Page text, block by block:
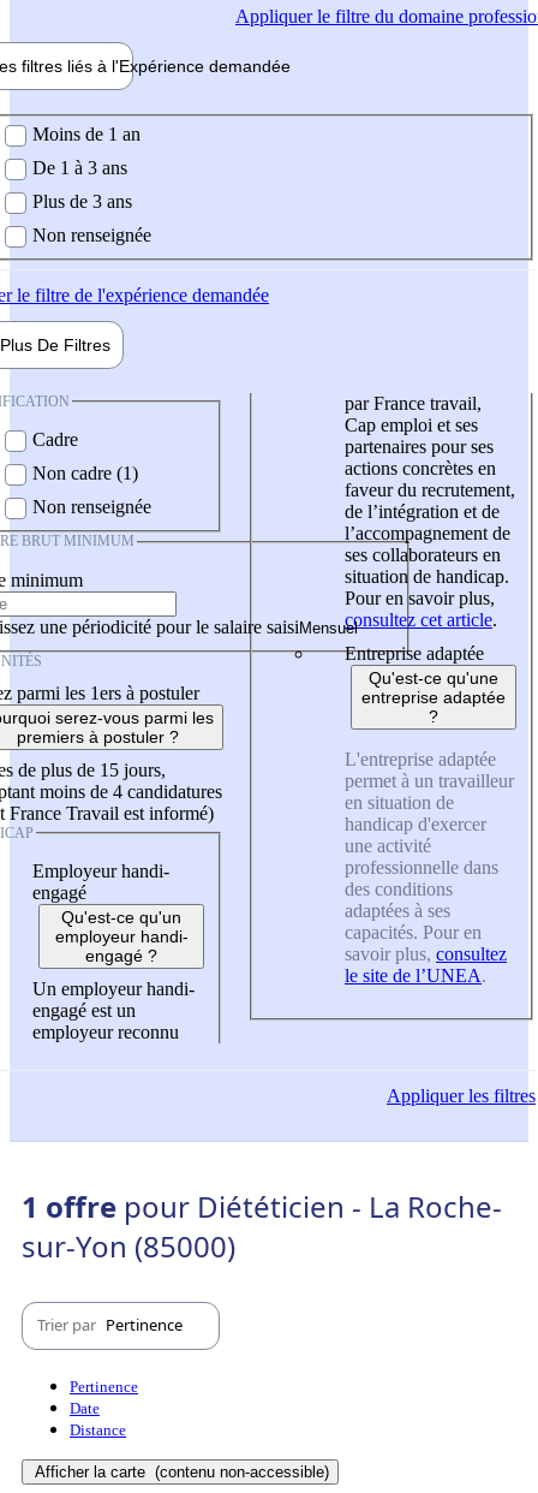
Appliquerle filtre du domaine
filtres liés à l'Expérience demandée
demandée
Moins de 1 an
De 1 à 3 ans
Plus de 3 ans
Non renseignée
le filtre de l'expérience demandée
Plus De Filtres
Cadre
Non cadre (1)
Non renseignée
BRUT MINIMUM
minimum
une périodicité pour le salaire saisi
parmi les 1ers à postuler
serez-vous parmi les
premiers à postuler ?
de plus de 15 jours,
moins de 4 candidatures
France Travail est informé)
Employeur handi-
engagé
Qu'est-ce qu'un
employeur handi-
engagé ?
Un employeur handi-
engagé est un
employeur reconnu
par France travail,
Cap emploi et ses
partenaires pour ses
actions concrètes en
faveur du recrutement,
de l’intégration et de
l’accompagnement de
ses collaborateurs en
situation de handicap.
Pour en savoir plus,
consultez cet article.
Entreprise adaptée
Qu'est-ce qu'une
entreprise adaptée
?
L'entreprise adaptée
permet à un travailleur
en situation de
handicap d'exercer
une activité
professionnelle dans
des conditions
adaptées à ses
capacités. Pour en
savoir plus, consultez
le site de l’UNEA.
Appliquerles filtres
1 offre pour Diététicien - La Roche-
sur-Yon (85000)
Trier par Pertinence
Pertinence
Date
Distance
Afficher la carte (contenu non-accessible)